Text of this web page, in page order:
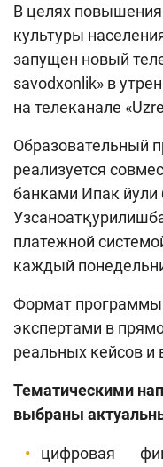
О проекте
Поиск по
Карта сайта
В целях
культуры
запущен новый
savodxonlik» в
на телеканале
Образовательный
реализуется
банками Ипак йули
платежной
каждый
Формат программы
экспертами в
реальных кейсов и
Тематическими
выбраны
цифровая